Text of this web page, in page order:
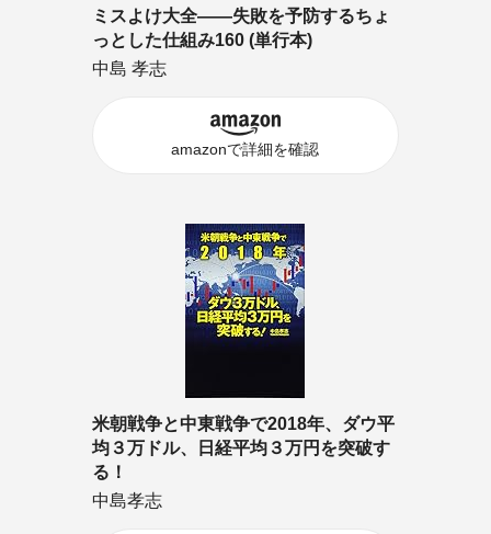
ミスよけ大全――失敗を予防するちょ
っとした仕組み160 (単行本)
中島 孝志
amazonで詳細を確認
米朝戦争と中東戦争で2018年、ダウ平
均３万ドル、日経平均３万円を突破す
る！
中島孝志